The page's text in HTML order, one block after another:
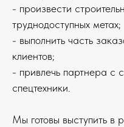
- произвести
труднодоступных метах;
- выполнить часть
клиентов;
- привлечь партнера с
спецтехники.
Мы готовы выступить в